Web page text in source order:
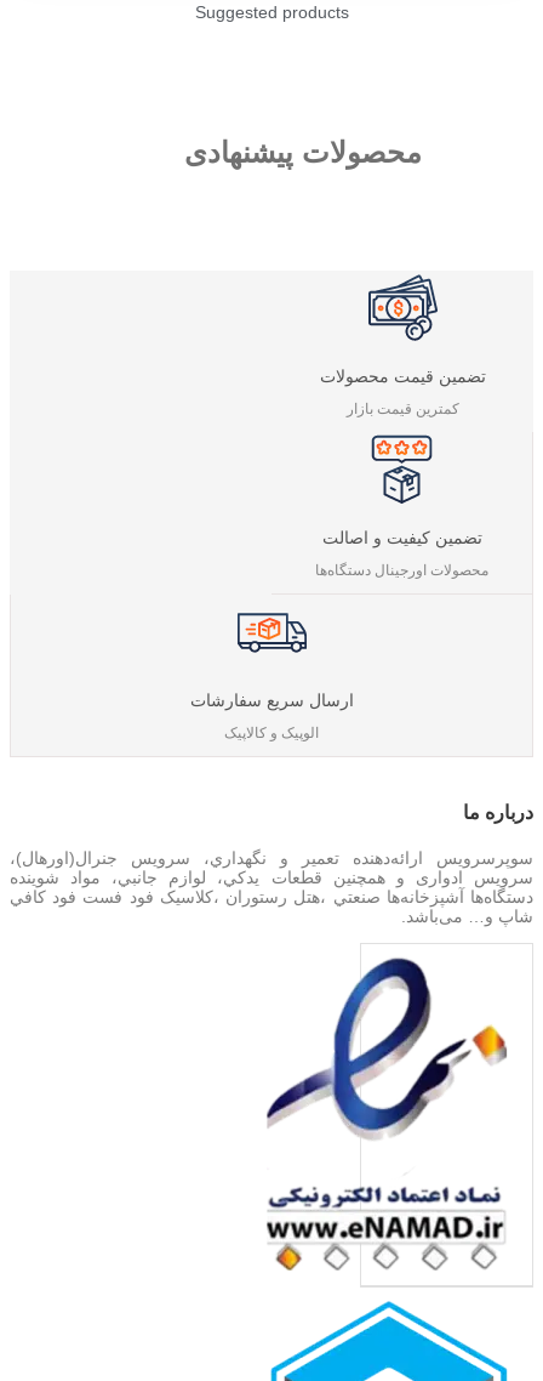
Suggested products
محصولات پیشنهادی
تضمین قیمت محصولات
کمترین قیمت بازار
تضمین کیفیت و اصالت
محصولات اورجینال دستگاه‌ها
ارسال سریع سفارشات
الوپیک و کالاپیک
درباره‌ ما
سوپرسرویس ارائه‌دهنده تعمير و نگهداري، سرویس جنرال(اورهال)،
سرویس‌ ادواری و همچنین قطعات يدکي، لوازم جانبي، مواد شوینده
دستگاه‌ها آشپزخانه‌ها صنعتي ،هتل رستوران ،کلاسیک فود فست فود کافي
شاپ و… می‌باشد.